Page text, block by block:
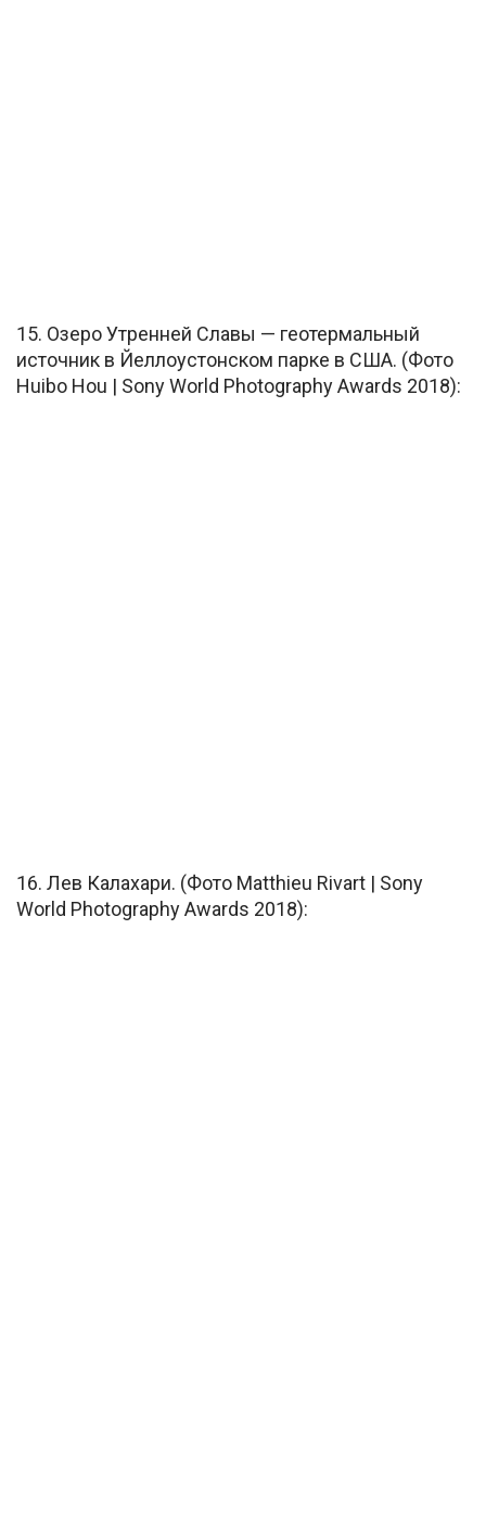
15. Озеро Утренней Славы — геотермальный
источник в Йеллоустонском парке в США. (Фото
Huibo Hou | Sony World Photography Awards 2018):
16. Лев Калахари. (Фото Matthieu Rivart | Sony
World Photography Awards 2018):